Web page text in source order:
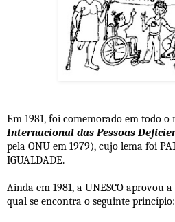
Em 1981, foi comemorado em todo
Internacional das Pessoas
pela ONU em 1979), cujo lema foi
IGUALDADE.
Ainda em 1981, a UNESCO aprovou
qual se encontra o seguinte princípio: